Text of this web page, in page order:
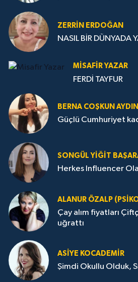
ZERRIN ERDOĞAN
NASIL BİR DÜNYADA
MISAFIR YAZAR
FERDİ TAYFUR
BERNA COŞKUN AYDIN
Güçlü Cumhuriyet
SONGÜL YIĞIT
Herkes Influencer
ALANUR ÖZALP
Çay alım fiyatları
uğrattı
ASIYE KOCADEMİR
Şimdi Okullu Olduk,